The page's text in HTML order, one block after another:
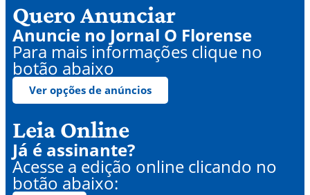
Quero Anunciar
Anuncie no Jornal O Florense
Para mais informações clique no
botão abaixo
Ver opções de anúncios
Leia Online
Já é assinante?
Acesse a edição online clicando no
botão abaixo: